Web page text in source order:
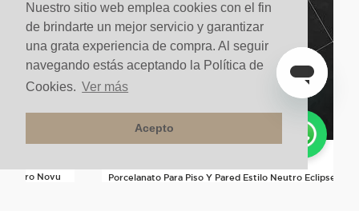
Nuestro sitio web emplea cookies con el fin
de brindarte un mejor servicio y garantizar
una grata experiencia de compra. Al seguir
navegando estás aceptando la Política de
Cookies. Ver más
Acepto
Neutro Novu
Porcelanato Para Piso Y Pared Estilo Neutro Eclipse